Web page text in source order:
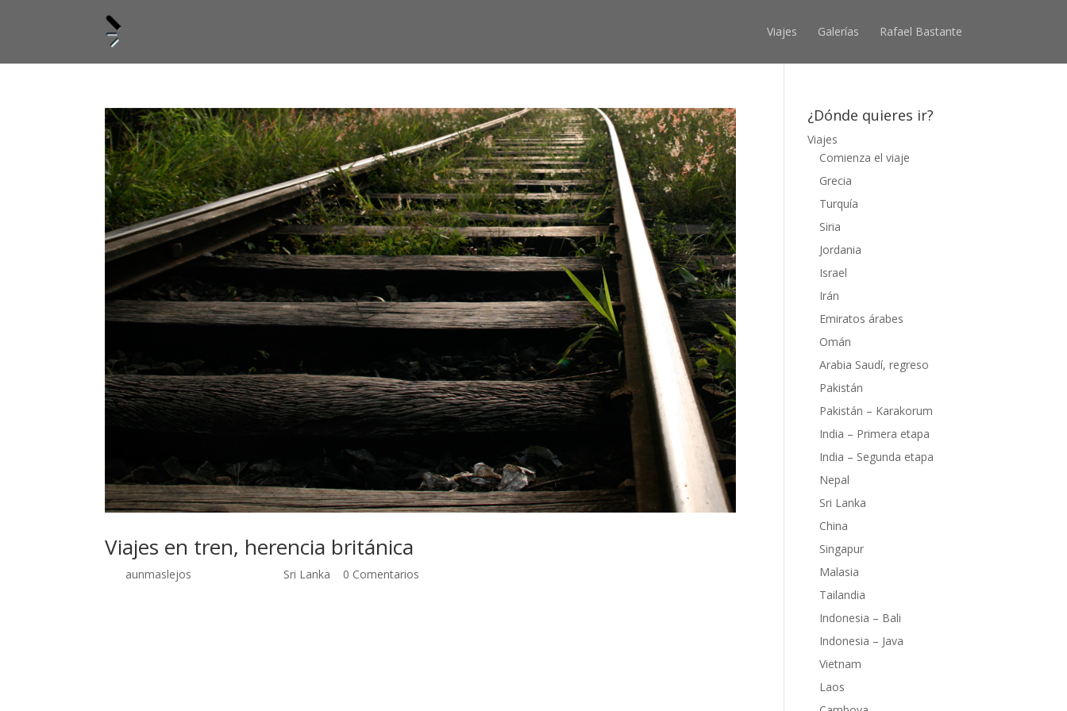
Viajes Galerías Rafael Bastante
Viajes en tren, herencia británica
aunmaslejos Sri Lanka 0 Comentarios
¿Dónde quieres ir?
Viajes
Comienza el viaje
Grecia
Turquía
Siria
Jordania
Israel
Irán
Emiratos árabes
Omán
Arabia Saudí, regreso
Pakistán
Pakistán – Karakorum
India – Primera etapa
India – Segunda etapa
Nepal
Sri Lanka
China
Singapur
Malasia
Tailandia
Indonesia – Bali
Indonesia – Java
Vietnam
Laos